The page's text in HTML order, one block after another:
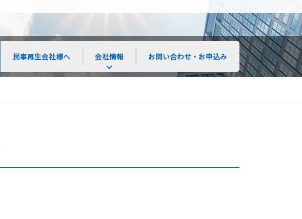
民事再生会社様へ 会社情報 お問い合わせ・お申込み